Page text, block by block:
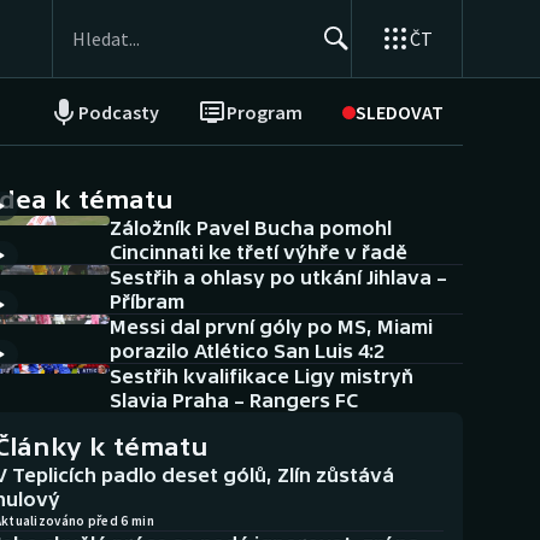
ČT
Podcasty Program SLEDOVAT
NEPŘEHLÉDNĚTE
Historické návraty
Aplikace ČT sport
AZ kvíz
k tématu
Záložník Pavel Bucha pomohl
Cincinnati ke třetí výhře v řadě
Sestřih a ohlasy po utkání Jihlava –
Příbram
Messi dal první góly po MS, Miami
porazilo Atlético San Luis 4:2
Sestřih kvalifikace Ligy mistryň
Slavia Praha – Rangers FC
k tématu
Teplicích padlo deset gólů, Zlín zůstává
před 6 min